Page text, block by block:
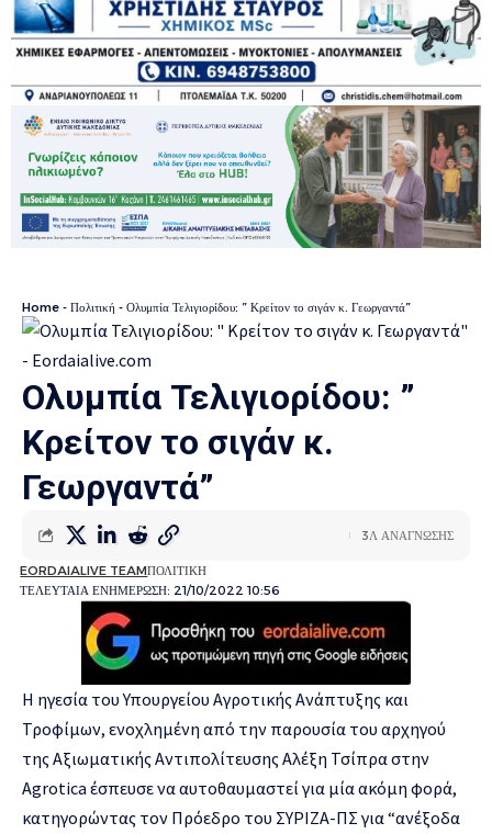
Home - Πολιτική - Ολυμπία Τελιγιορίδου: ” Κρείτον το σιγάν κ. Γεωργαντά”
Ολυμπία Τελιγιορίδου: ”
Κρείτον το σιγάν κ.
Γεωργαντά”
ΤΕΛΕΥΤΑΙΑ ΕΝΗΜΕΡΩΣΗ: 21/10/2022 10:56
EORDAIALIVE TEAMΠΟΛΙΤΙΚΗ
3Λ ΑΝΑΓΝΩΣΗΣ
Η ηγεσία του Υπουργείου Αγροτικής Ανάπτυξης και
Τροφίμων, ενοχλημένη από την παρουσία του αρχηγού
της Αξιωματικής Αντιπολίτευσης Αλέξη Τσίπρα στην
Agrotica έσπευσε να αυτοθαυμαστεί για μία ακόμη φορά,
κατηγορώντας τον Πρόεδρο του ΣΥΡΙΖΑ-ΠΣ για “ανέξοδα